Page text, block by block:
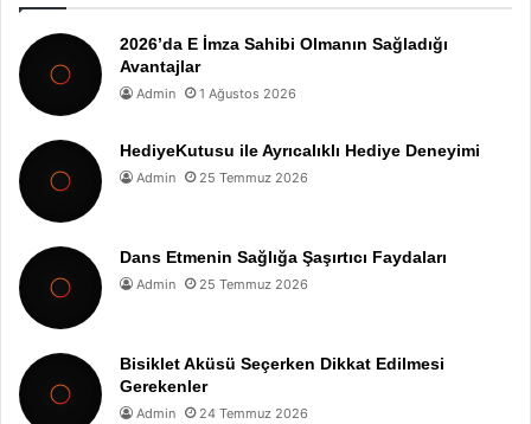
2026’da E İmza Sahibi Olmanın Sağladığı
Avantajlar
Admin 1 Ağustos 2026
HediyeKutusu ile Ayrıcalıklı Hediye Deneyimi
Admin 25 Temmuz 2026
Dans Etmenin Sağlığa Şaşırtıcı Faydaları
Admin 25 Temmuz 2026
Bisiklet Aküsü Seçerken Dikkat Edilmesi
Gerekenler
Admin 24 Temmuz 2026